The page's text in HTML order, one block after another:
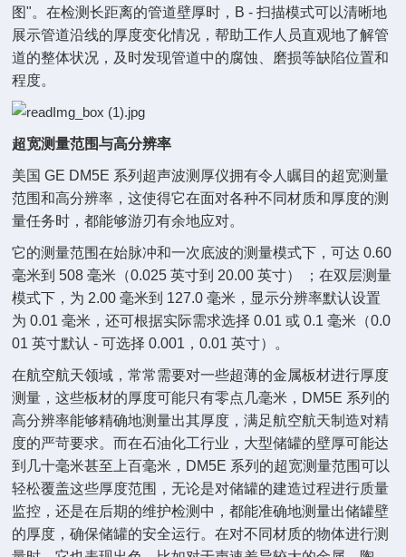
图"。在检测长距离的管道壁厚时，B - 扫描模式可以清晰地
展示管道沿线的厚度变化情况，帮助工作人员直观地了解管
道的整体状况，及时发现管道中的腐蚀、磨损等缺陷位置和
程度。
超宽测量范围与高分辨率
美国 GE DM5E 系列超声波测厚仪拥有令人瞩目的超宽测量
范围和高分辨率，这使得它在面对各种不同材质和厚度的测
量任务时，都能够游刃有余地应对。
它的测量范围在始脉冲和一次底波的测量模式下，可达 0.60
毫米到 508 毫米（0.025 英寸到 20.00 英寸） ；在双层测量
模式下，为 2.00 毫米到 127.0 毫米，显示分辨率默认设置
为 0.01 毫米，还可根据实际需求选择 0.01 或 0.1 毫米（0.0
01 英寸默认 - 可选择 0.001，0.01 英寸）。
在航空航天领域，常常需要对一些超薄的金属板材进行厚度
测量，这些板材的厚度可能只有零点几毫米，DM5E 系列的
高分辨率能够精确地测量出其厚度，满足航空航天制造对精
度的严苛要求。而在石油化工行业，大型储罐的壁厚可能达
到几十毫米甚至上百毫米，DM5E 系列的超宽测量范围可以
轻松覆盖这些厚度范围，无论是对储罐的建造过程进行质量
监控，还是在后期的维护检测中，都能准确地测量出储罐壁
的厚度，确保储罐的安全运行。在对不同材质的物体进行测